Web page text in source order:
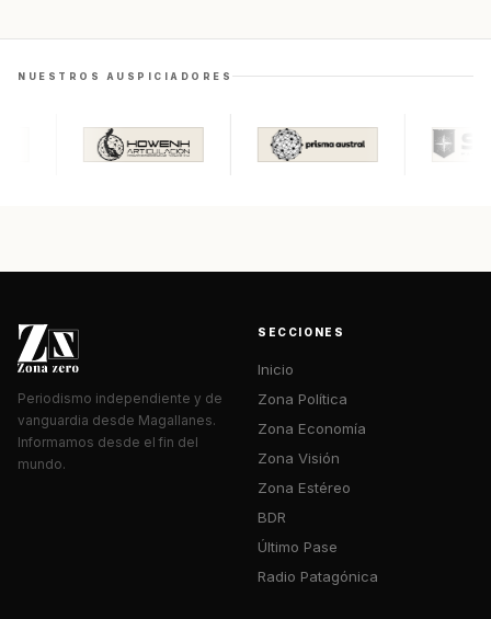
NUESTROS AUSPICIADORES
Periodismo independiente y de
vanguardia desde Magallanes.
Informamos desde el fin del
mundo.
SECCIONES
Inicio
Zona Política
Zona Economía
Zona Visión
Zona Estéreo
BDR
Último Pase
Radio Patagónica